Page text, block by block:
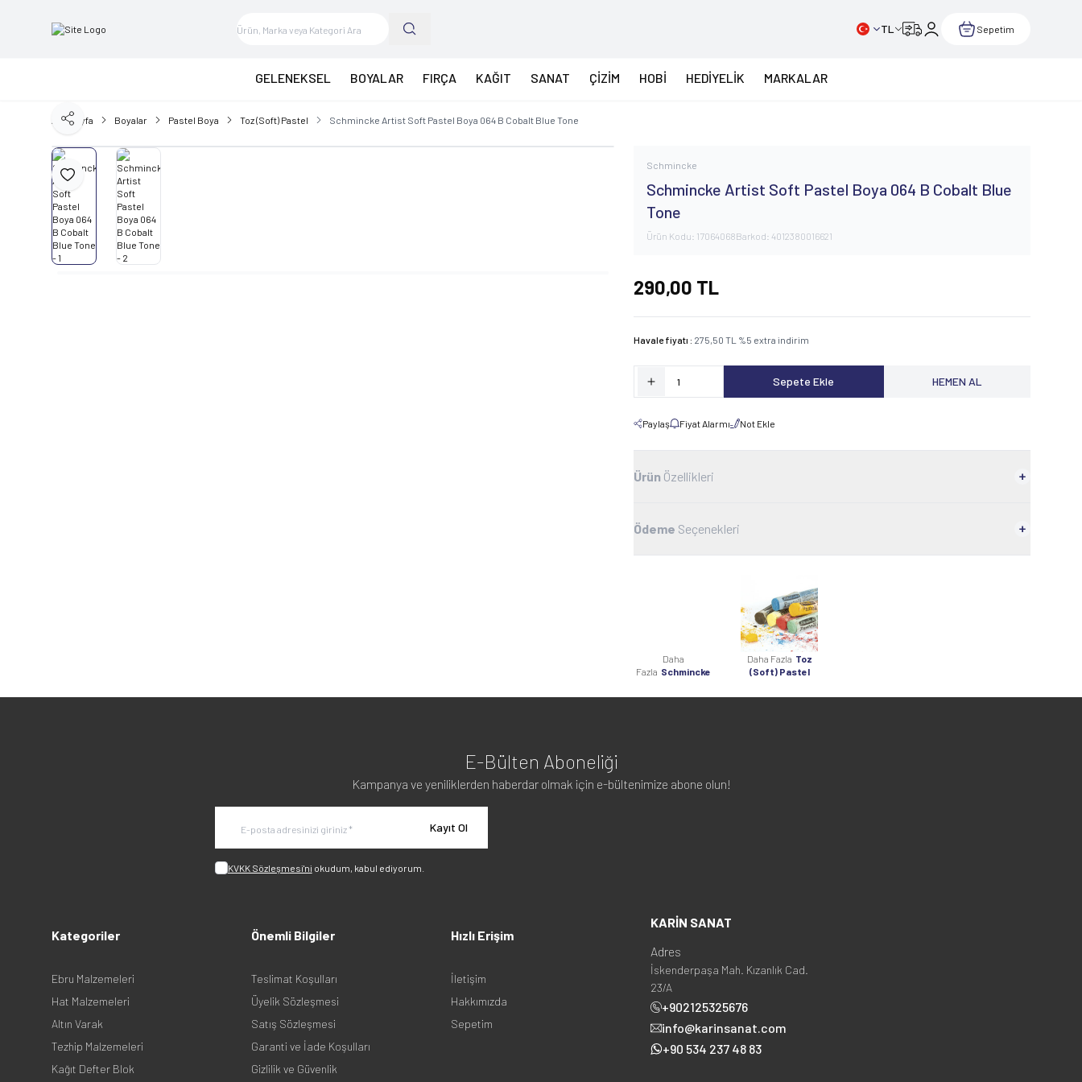
TL Sepetim
GELENEKSEL BOYALAR FIRÇA KAĞIT SANAT ÇİZİM HOBİ HEDİYELİK MARKALAR
Ana Sayfa Boyalar Pastel Boya Toz (Soft) Pastel Schmincke Artist Soft Pastel Boya 064 B Cobalt Blue Tone
Favoriye Ekle
Paylaş
Schmincke
Schmincke Artist Soft Pastel Boya 064 B Cobalt Blue
Tone
Ürün Kodu: 17064068Barkod:4012380016621
290,00 TL
Havale fiyatı : 275,50 TL %5 extra indirim
Sepete Ekle HEMEN AL
Paylaş Fiyat Alarmı Not Ekle
Ürün Özellikleri
Ödeme Seçenekleri
Daha
Fazla Schmincke
Daha Fazla Toz
(Soft) Pastel
E-Bülten Aboneliği
Kampanya ve yeniliklerden haberdar olmak için e-bültenimize abone olun!
Kayıt Ol
KVKK Sözleşmesi'ni okudum, kabul ediyorum.
Kategoriler
Ebru Malzemeleri
Hat Malzemeleri
Altın Varak
Tezhip Malzemeleri
Kağıt Defter Blok
Önemli Bilgiler
Teslimat Koşulları
Üyelik Sözleşmesi
Satış Sözleşmesi
Garanti ve İade Koşulları
Gizlilik ve Güvenlik
Hızlı Erişim
İletişim
Hakkımızda
Sepetim
KARİN SANAT
Adres
İskenderpaşa Mah. Kızanlık Cad.
23/A
+902125325676
info@karinsanat.com
+90 534 237 48 83